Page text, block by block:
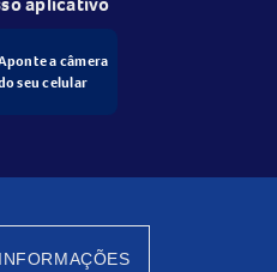
a câmera
seu celular